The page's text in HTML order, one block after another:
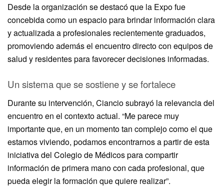
Desde la organización se destacó que la Expo fue
concebida como un espacio para brindar información clara
y actualizada a profesionales recientemente graduados,
promoviendo además el encuentro directo con equipos de
salud y residentes para favorecer decisiones informadas.
Un sistema que se sostiene y se fortalece
Durante su intervención, Ciancio subrayó la relevancia del
encuentro en el contexto actual. “Me parece muy
importante que, en un momento tan complejo como el que
estamos viviendo, podamos encontrarnos a partir de esta
iniciativa del Colegio de Médicos para compartir
información de primera mano con cada profesional, que
pueda elegir la formación que quiere realizar”.